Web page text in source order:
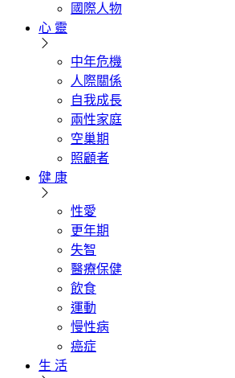
國際人物
心 靈
中年危機
人際關係
自我成長
兩性家庭
空巢期
照顧者
健 康
性愛
更年期
失智
醫療保健
飲食
運動
慢性病
癌症
生 活